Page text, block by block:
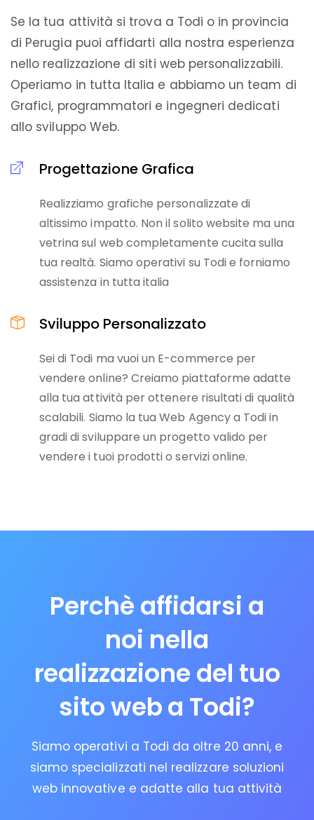
Se la tua attività si trova a Todi o in provincia
di Perugia puoi affidarti alla nostra esperienza
nello realizzazione di siti web personalizzabili.
Operiamo in tutta Italia e abbiamo un team di
Grafici, programmatori e ingegneri dedicati
allo sviluppo Web.
Progettazione Grafica
Realizziamo grafiche personalizzate di
altissimo impatto. Non il solito website ma una
vetrina sul web completamente cucita sulla
tua realtà. Siamo operativi su Todi e forniamo
assistenza in tutta italia
Sviluppo Personalizzato
Sei di Todi ma vuoi un E-commerce per
vendere online? Creiamo piattaforme adatte
alla tua attività per ottenere risultati di qualità
scalabili. Siamo la tua Web Agency a Todi in
gradi di sviluppare un progetto valido per
vendere i tuoi prodotti o servizi online.
Perchè affidarsi a
noi nella
realizzazione del tuo
sito web a Todi?
Siamo operativi a Todi da oltre 20 anni, e
siamo specializzati nel realizzare soluzioni
web innovative e adatte alla tua attività